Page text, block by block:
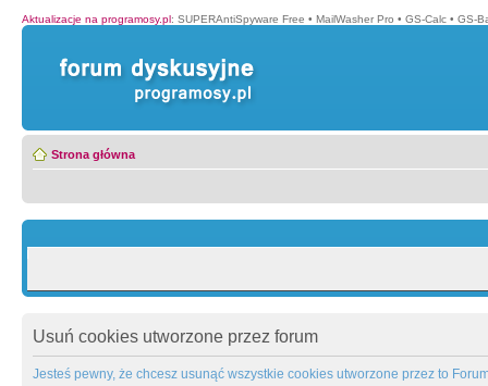
Aktualizacje na programosy.pl: SUPERAntiSpyware Free • MailWasher Pro • GS-Calc • GS-
Strona główna
Usuń cookies utworzone przez forum
Jesteś pewny, że chcesz usunąć wszystkie cookies utworzone przez to